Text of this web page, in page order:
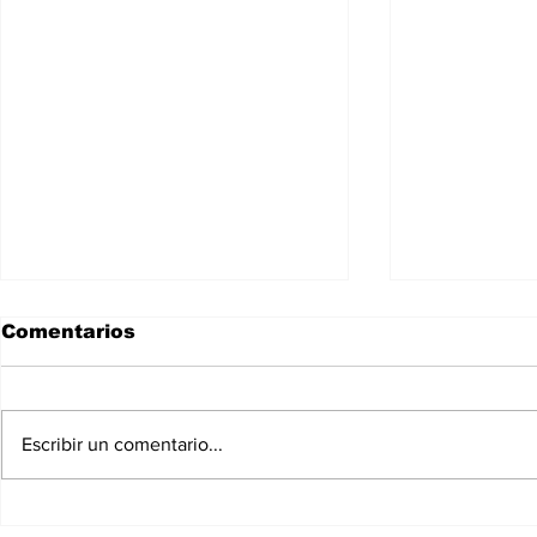
Comentarios
Escribir un comentario...